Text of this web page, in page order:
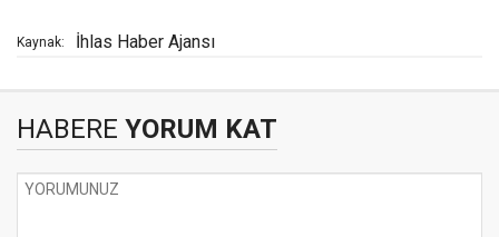
Kaynak: İhlas Haber Ajansı
HABERE YORUM KAT